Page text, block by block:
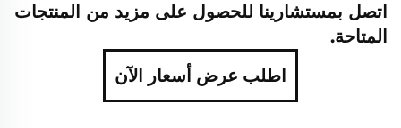
اتصل بمستشارينا للحصول على مزيد من المنتجات
المتاحة.
اطلب عرض أسعار الآن